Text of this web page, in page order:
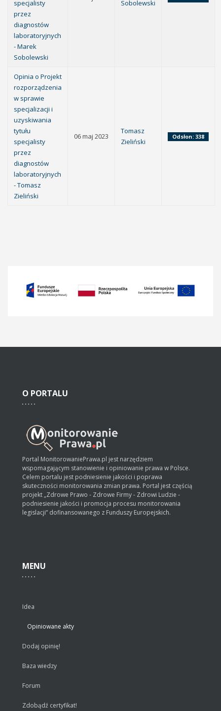
specjalisty
przez
diagnostów
laboratoryjnych
- Marek
Sobolewski
Sobolewski
Opinia o Projekt
rozporządzenia
w sprawie
specjalizacji i
uzyskiwania
tytułu
specjalisty
przez
diagnostów
laboratoryjnych
- Tomasz
Zieliński
06 maj 2023
Tomasz
Zieliński
Odsłon: 338
O PORTALU
Portal MonitorowaniePrawa.pl jest narzędziem
wspomagającym stanowienie i opiniowanie prawa w Polsce.
Celem portalu jest podniesienie jakości i poprawa
skuteczności monitorowania zmian prawa. Portal jest częścią
projekt „Zdrowe Prawo - Zdrowe Firmy - Zdrowi Ludzie -
podniesienie jakości i promocja procesu monitorowania
legislacji” dofinansowanego z Funduszy Europejskich.
MENU
Idea
Opiniowane akty
Dodaj opinię!
Baza wiedzy
Forum
Zdobądź certyfikat!